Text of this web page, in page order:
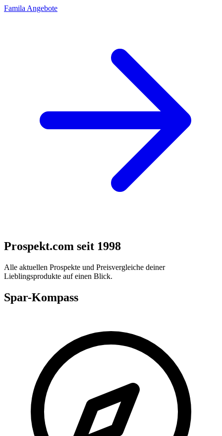
Famila Angebote
Prospekt.com seit 1998
Alle aktuellen Prospekte und Preisvergleiche deiner
Lieblingsprodukte auf einen Blick.
Spar-Kompass